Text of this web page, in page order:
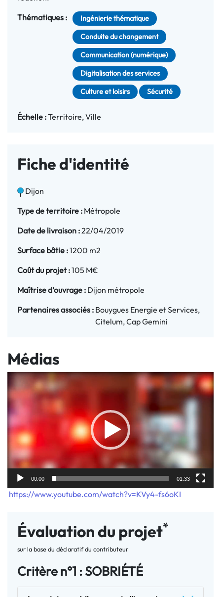
Thématiques :
Ingénierie thématique
Conduite du changement
Communication (numérique)
Digitalisation des services
Culture et loisirs Sécurité
Échelle :Territoire Ville
Fiche d'identité
Dijon
Type de territoire : Métropole
Date de livraison :22/04/2019
Surface bâtie :1200 m2
Coût du projet :105 M€
Maîtrise d'ouvrage : Dijon métropole
Partenaires associés : Bouygues Energie et Services,
Citelum, Cap Gemini
Médias
Lecteur
vidéo
00:00 01:33
https://www.youtube.com/watch?v=KVy4-fs6oKI
Évaluation du projet*
sur la base du déclaratif du contributeur
Critère n°1 : SOBRIÉTÉ